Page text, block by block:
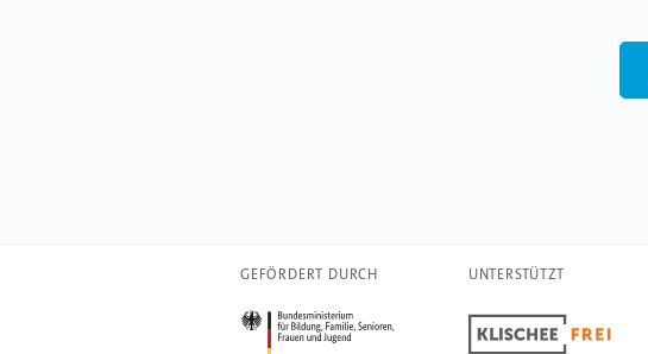
GEFÖRDERT DURCH UNTERSTÜTZT